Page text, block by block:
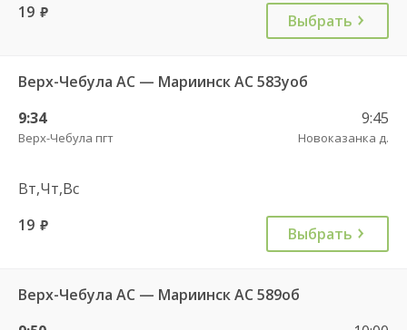
19 руб. Выбрать
Верх-Чебула АС — Мариинск АС 583уоб
9:34
Верх-Чебула пгт
9:45
Новоказанка д.
Вт,Чт,Вс
19 руб. Выбрать
Верх-Чебула АС — Мариинск АС 589об